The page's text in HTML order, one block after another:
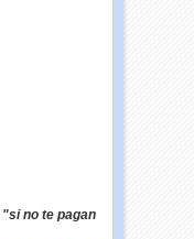
"si no te pagan